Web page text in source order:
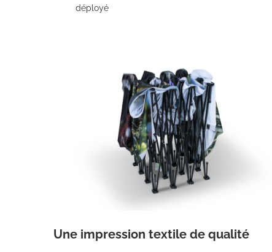
déployé
Une impression textile de qualité